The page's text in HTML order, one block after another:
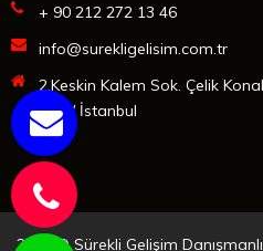
+ 90 212 272 13 46
info@surekligelisim.com.tr
2.Keskin Kalem Sok. Çelik
Şişli / İstanbul
2025 © Sürekli Gelişim